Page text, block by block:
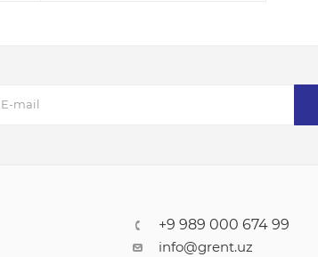
+9 989 000 674 99
info@grent.uz